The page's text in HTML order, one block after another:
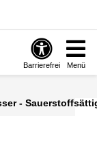
Barrierefrei Menü
-